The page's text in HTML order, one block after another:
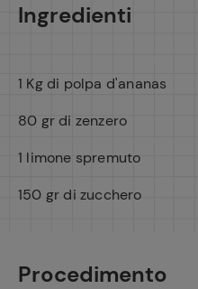
Ingredienti
1 Kg di polpa d'ananas
80 gr di zenzero
1 limone spremuto
150 gr di zucchero
Procedimento